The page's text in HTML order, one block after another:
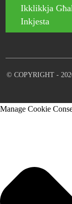
Ikklikkja
Inkjesta
© COPYRIGHT -
Manage Cookie